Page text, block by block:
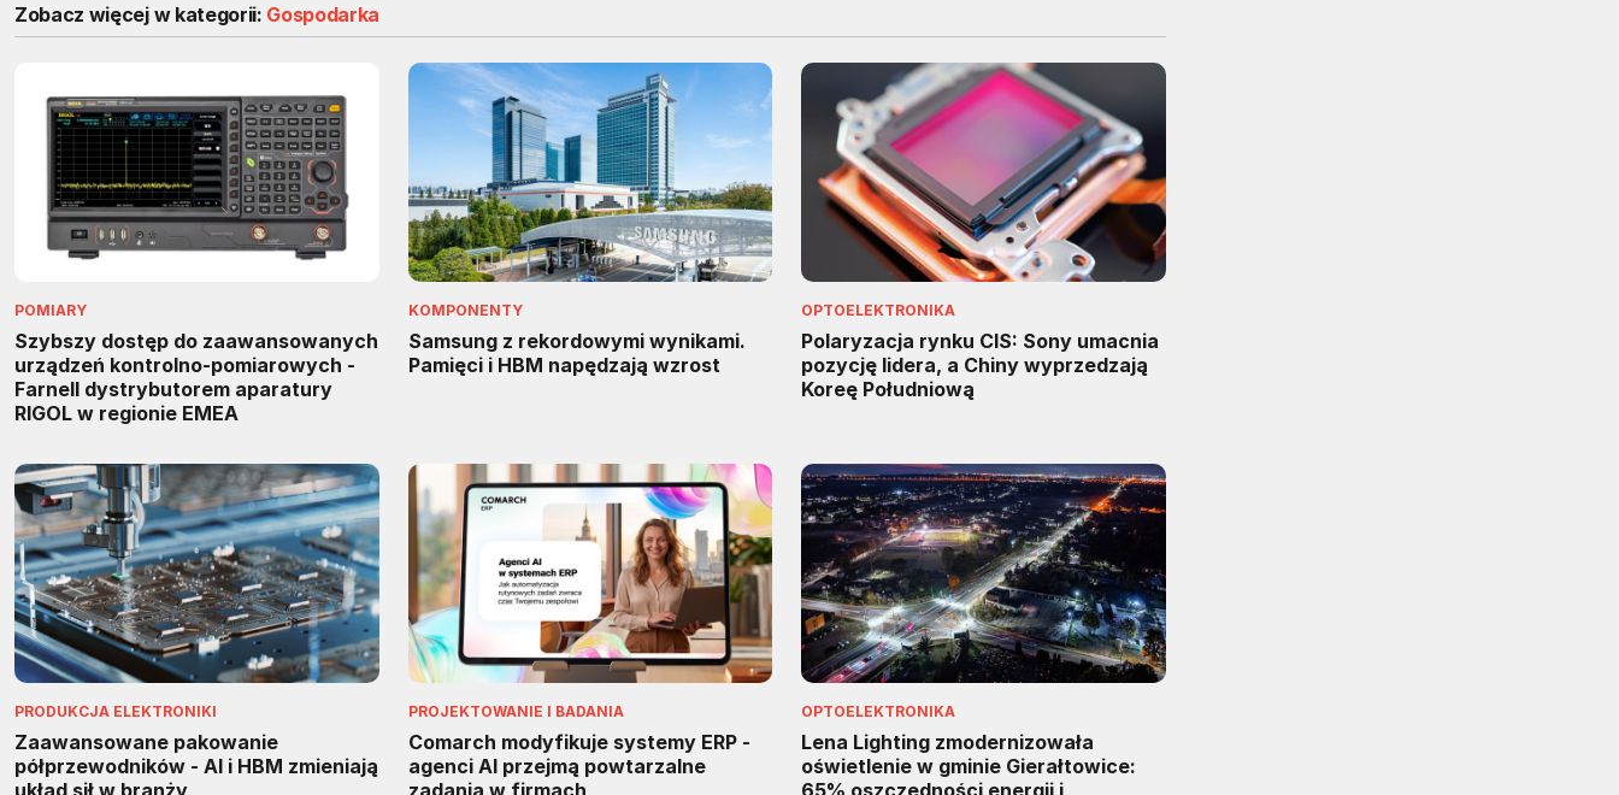
Zobacz więcej w kategorii: Gospodarka
POMIARY
Szybszy dostęp do zaawansowanych
urządzeń kontrolno-pomiarowych -
Farnell dystrybutorem aparatury
RIGOL w regionie EMEA
KOMPONENTY
Samsung z rekordowymi wynikami.
Pamięci i HBM napędzają wzrost
OPTOELEKTRONIKA
Polaryzacja rynku CIS: Sony umacnia
pozycję lidera, a Chiny wyprzedzają
Koreę Południową
PRODUKCJA ELEKTRONIKI
Zaawansowane pakowanie
półprzewodników - AI i HBM zmieniają
układ sił w branży
PROJEKTOWANIE I BADANIA
Comarch modyfikuje systemy ERP -
agenci AI przejmą powtarzalne
zadania w firmach
OPTOELEKTRONIKA
Lena Lighting zmodernizowała
oświetlenie w gminie Gierałtowice:
65% oszczędności energii i